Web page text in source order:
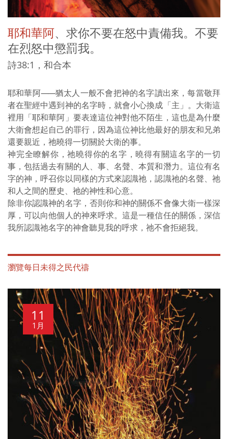
耶和華阿、求你不要在怒中責備我。不要
在烈怒中懲罰我。
詩38:1，和合本
耶和華阿——猶太人一般不會把神的名字讀出來，每當敬拜
者在聖經中遇到神的名字時，就會小心換成「主」。大衛這
裡用「耶和華阿」要表達這位神對他不陌生，這也是為什麼
大衛會想起自己的罪行，因為這位神比他最好的朋友和兄弟
還要親近，祂曉得一切關於大衛的事。
神完全瞭解你，祂曉得你的名字，曉得有關這名字的一切
事，包括過去有關的人、事、名聲、本質和潛力。這位有名
字的神，呼召你以同樣的方式來認識祂，認識祂的名聲、祂
和人之間的歷史、祂的神性和心意。
除非你認識神的名字，否則你和神的關係不會像大衛一樣深
厚，可以向他個人的神來呼求。這是一種信任的關係，深信
我所認識祂名字的神會聽見我的呼求，祂不會拒絕我。
瀏覽每日未得之民代禱
11
1月